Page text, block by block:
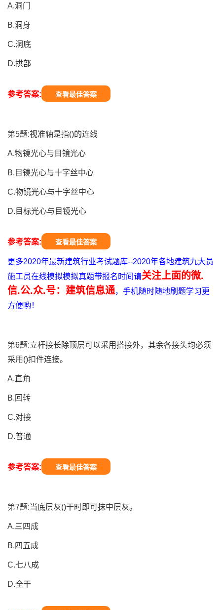
A.洞门
B.洞身
C.洞底
D.拱部
参考答案: 查看最佳答案
第5题:视准轴是指()的连线
A.物镜光心与目镜光心
B.目镜光心与十字丝中心
C.物镜光心与十字丝中心
D.目标光心与目镜光心
参考答案: 查看最佳答案
更多2020年最新建筑行业考试题库--2020年各地建筑九大员
施工员在线模拟模拟真题带报名时间请关注上面的微.
信.公.众.号：建筑信息通，手机随时随地刷题学习更
方便哟！
第6题:立杆接长除顶层可以采用搭接外，其余各接头均必须
采用()扣件连接。
A.直角
B.回转
C.对接
D.普通
参考答案: 查看最佳答案
第7题:当底层灰()干时即可抹中层灰。
A.三四成
B.四五成
C.七八成
D.全干